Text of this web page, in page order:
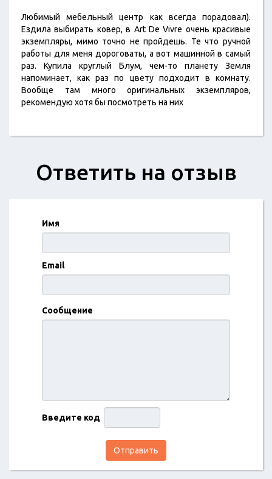
Любимый мебельный центр как всегда порадовал).
Ездила выбирать ковер, в Art De Vivre очень красивые
экземпляры, мимо точно не пройдешь. Те что ручной
работы для меня дороговаты, а вот машинной в самый
раз. Купила круглый Блум, чем-то планету Земля
напоминает, как раз по цвету подходит в комнату.
Вообще там много оригинальных экземпляров,
рекомендую хотя бы посмотреть на них
Ответить на отзыв
Имя
Email
Сообщение
Введите код
Отправить